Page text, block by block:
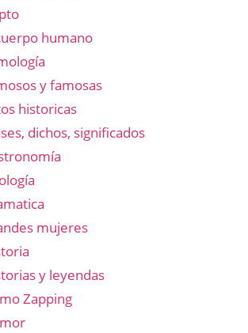
humano
y famosas
historicas
dichos, significados
mujeres
y leyendas
Zapping